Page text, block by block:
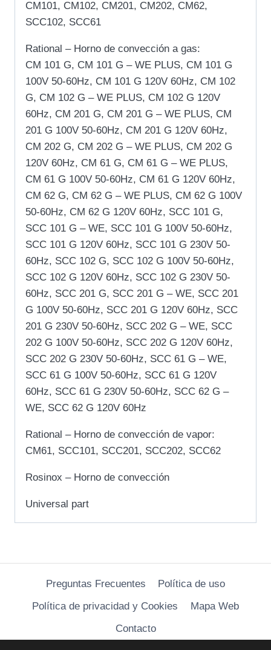
CM101, CM102, CM201, CM202, CM62,
SCC102, SCC61
Rational – Horno de convección a gas:
CM 101 G, CM 101 G – WE PLUS, CM 101 G
100V 50-60Hz, CM 101 G 120V 60Hz, CM 102
G, CM 102 G – WE PLUS, CM 102 G 120V
60Hz, CM 201 G, CM 201 G – WE PLUS, CM
201 G 100V 50-60Hz, CM 201 G 120V 60Hz,
CM 202 G, CM 202 G – WE PLUS, CM 202 G
120V 60Hz, CM 61 G, CM 61 G – WE PLUS,
CM 61 G 100V 50-60Hz, CM 61 G 120V 60Hz,
CM 62 G, CM 62 G – WE PLUS, CM 62 G 100V
50-60Hz, CM 62 G 120V 60Hz, SCC 101 G,
SCC 101 G – WE, SCC 101 G 100V 50-60Hz,
SCC 101 G 120V 60Hz, SCC 101 G 230V 50-
60Hz, SCC 102 G, SCC 102 G 100V 50-60Hz,
SCC 102 G 120V 60Hz, SCC 102 G 230V 50-
60Hz, SCC 201 G, SCC 201 G – WE, SCC 201
G 100V 50-60Hz, SCC 201 G 120V 60Hz, SCC
201 G 230V 50-60Hz, SCC 202 G – WE, SCC
202 G 100V 50-60Hz, SCC 202 G 120V 60Hz,
SCC 202 G 230V 50-60Hz, SCC 61 G – WE,
SCC 61 G 100V 50-60Hz, SCC 61 G 120V
60Hz, SCC 61 G 230V 50-60Hz, SCC 62 G –
WE, SCC 62 G 120V 60Hz
Rational – Horno de convección de vapor:
CM61, SCC101, SCC201, SCC202, SCC62
Rosinox – Horno de convección
Universal part
Preguntas Frecuentes
Política de uso
Política de privacidad y Cookies
Mapa Web
Contacto